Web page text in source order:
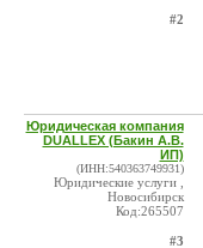
#2
Юридическая компания
DUALLEX (Бакин А.В.
ИП)
(ИНН:540363749931)
Юридические услуги ,
Новосибирск
Код:265507
#3